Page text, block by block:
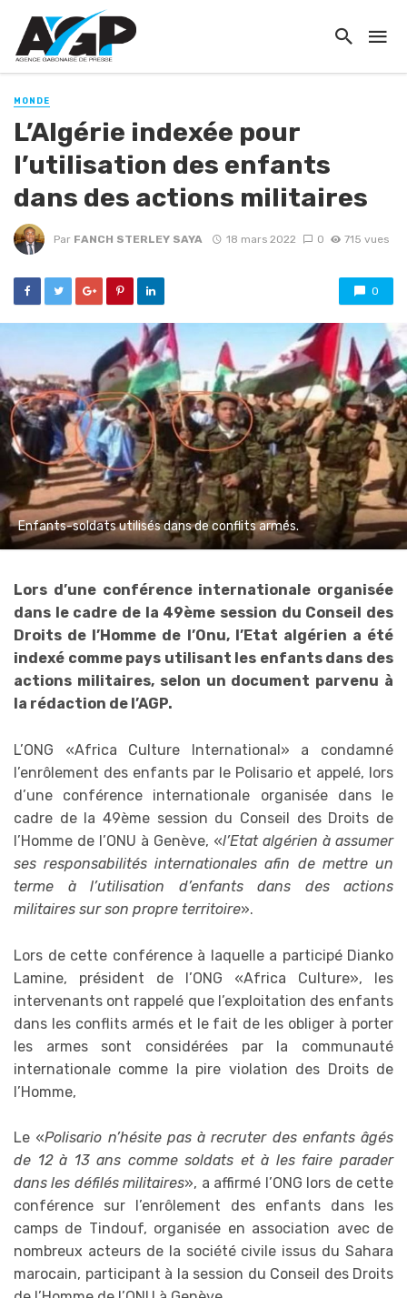
MONDE
L’Algérie indexée pour
l’utilisation des enfants
dans des actions militaires
Par FANCH STERLEY SAYA 18 mars 2022 0 715 vues
0
Enfants-soldats utilisés dans de conflits armés.
Lors d’une conférence internationale organisée
dans le cadre de la 49ème session du Conseil des
Droits de l’Homme de l’Onu, l’Etat algérien a été
indexé comme pays utilisant les enfants dans des
actions militaires, selon un document parvenu à
la rédaction de l’AGP.
L’ONG «Africa Culture International» a condamné
l’enrôlement des enfants par le Polisario et appelé, lors
d’une conférence internationale organisée dans le
cadre de la 49ème session du Conseil des Droits de
l’Homme de l’ONU à Genève, «l’Etat algérien à assumer
ses responsabilités internationales afin de mettre un
terme à l’utilisation d’enfants dans des actions
militaires sur son propre territoire».
Lors de cette conférence à laquelle a participé Dianko
Lamine, président de l’ONG «Africa Culture», les
intervenants ont rappelé que l’exploitation des enfants
dans les conflits armés et le fait de les obliger à porter
les armes sont considérées par la communauté
internationale comme la pire violation des Droits de
l’Homme,
Le «Polisario n’hésite pas à recruter des enfants âgés
de 12 à 13 ans comme soldats et à les faire parader
dans les défilés militaires», a affirmé l’ONG lors de cette
conférence sur l’enrôlement des enfants dans les
camps de Tindouf, organisée en association avec de
nombreux acteurs de la société civile issus du Sahara
marocain, participant à la session du Conseil des Droits